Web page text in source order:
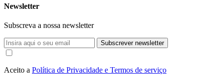
Newsletter
Subscreva a nossa newsletter
Subscrever newsletter
Aceito a Política de Privacidade e Termos de serviço